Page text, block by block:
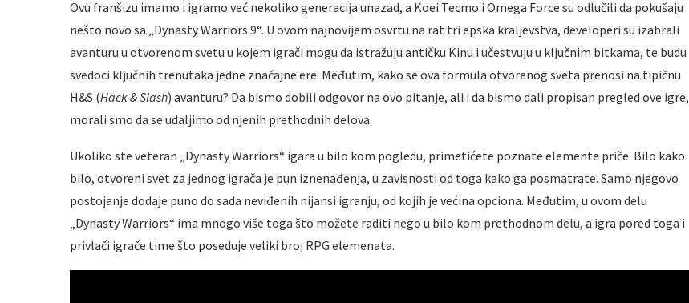
Ovu franšizu imamo i igramo već nekoliko generacija unazad, a Koei Tecmo i Omega Force su odlučili da pokušaju
nešto novo sa „Dynasty Warriors 9“. U ovom najnovijem osvrtu na rat tri epska kraljevstva, developeri su izabrali
avanturu u otvorenom svetu u kojem igrači mogu da istražuju antičku Kinu i učestvuju u ključnim bitkama, te budu
svedoci ključnih trenutaka jedne značajne ere. Međutim, kako se ova formula otvorenog sveta prenosi na tipičnu
H&S (Hack & Slash) avanturu? Da bismo dobili odgovor na ovo pitanje, ali i da bismo dali propisan pregled ove igre,
morali smo da se udaljimo od njenih prethodnih delova.
Ukoliko ste veteran „Dynasty Warriors“ igara u bilo kom pogledu, primetićete poznate elemente priče. Bilo kako
bilo, otvoreni svet za jednog igrača je pun iznenađenja, u zavisnosti od toga kako ga posmatrate. Samo njegovo
postojanje dodaje puno do sada neviđenih nijansi igranju, od kojih je većina opciona. Međutim, u ovom delu
„Dynasty Warriors“ ima mnogo više toga što možete raditi nego u bilo kom prethodnom delu, a igra pored toga i
privlači igrače time što poseduje veliki broj RPG elemenata.